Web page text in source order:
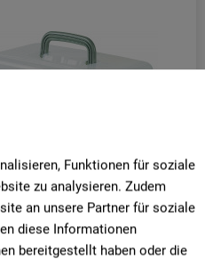
Funktionen für soziale
zu analysieren. Zudem
an unsere Partner für soziale
diese Informationen
bereitgestellt haben oder die